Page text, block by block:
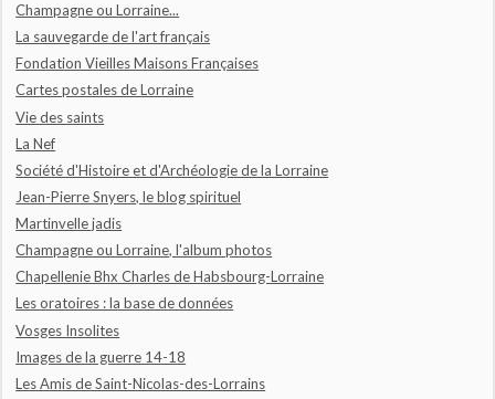
Champagne ou Lorraine...
La sauvegarde de l'art français
Fondation Vieilles Maisons Françaises
Cartes postales de Lorraine
Vie des saints
La Nef
Société d'Histoire et d'Archéologie de la Lorraine
Jean-Pierre Snyers, le blog spirituel
Martinvelle jadis
Champagne ou Lorraine, l'album photos
Chapellenie Bhx Charles de Habsbourg-Lorraine
Les oratoires : la base de données
Vosges Insolites
Images de la guerre 14-18
Les Amis de Saint-Nicolas-des-Lorrains